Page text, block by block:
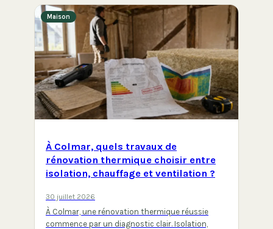
Maison
À Colmar, quels travaux de
rénovation thermique choisir entre
isolation, chauffage et ventilation ?
30 juillet 2026
À Colmar, une rénovation thermique réussie
commence par un diagnostic clair. Isolation,